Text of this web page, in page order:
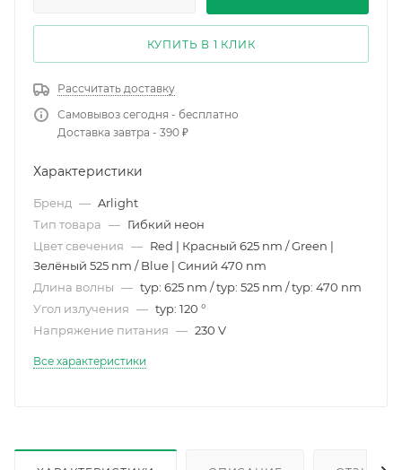
КУПИТЬ В 1 КЛИК
Рассчитать доставку
Самовывоз сегодня - бесплатно
Доставка завтра - 390 ₽
Характеристики
Бренд — Arlight
Тип товара — Гибкий неон
Цвет свечения — Red | Красный 625 nm / Green |
Зелёный 525 nm / Blue | Синий 470 nm
Длина волны — typ: 625 nm / typ: 525 nm / typ: 470 nm
Угол излучения — typ: 120 °
Напряжение питания — 230 V
Все характеристики